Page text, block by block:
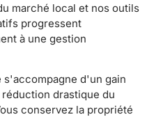
marché local et nos outils
progressent
à une gestion
d'un gain
drastique du
conservez la propriété